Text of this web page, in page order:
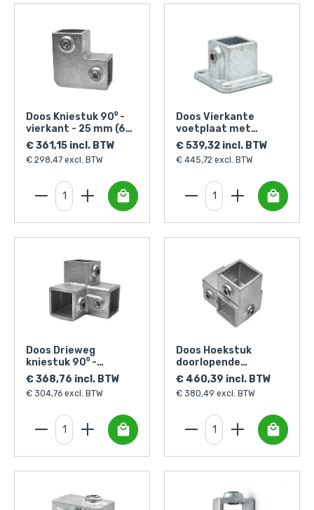
Doos Kniestuk 90⁰ -
vierkant - 25 mm (60
stuks)
€ 361,15 incl. BTW
€ 298,47 excl. BTW
Doos Vierkante
voetplaat met
doorloop - vierkant -
25mm
€ 539,32 incl. BTW
€ 445,72 excl. BTW
Doos Drieweg
kniestuk 90⁰ -
vierkant - 25 mm (50
stuks)
€ 368,76 incl. BTW
€ 304,76 excl. BTW
Doos Hoekstuk
doorlopende
staander - vierkant -
25 mm (70 stuks)
€ 460,39 incl. BTW
€ 380,49 excl. BTW